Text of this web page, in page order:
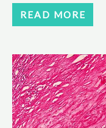
READ MORE